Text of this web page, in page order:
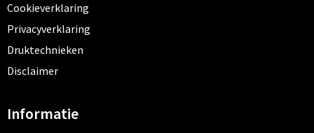
Cookieverklaring
Privacyverklaring
Druktechnieken
Disclaimer
Informatie